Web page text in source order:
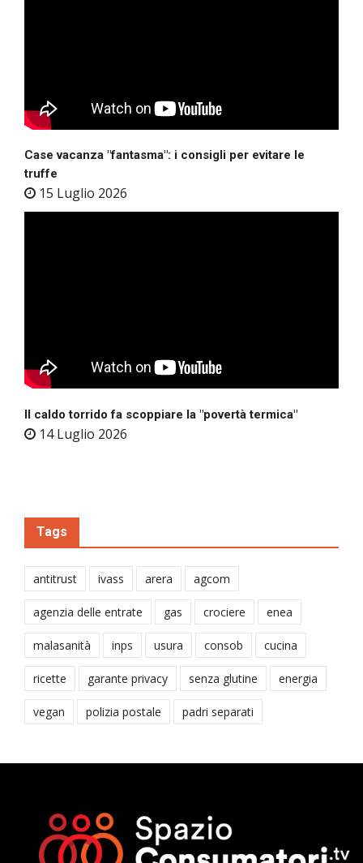
Case vacanza "fantasma": i consigli per evitare le
truffe
15 Luglio 2026
Il caldo torrido fa scoppiare la "povertà termica"
14 Luglio 2026
Tags
antitrust ivass arera agcom
agenzia delle entrate gas crociere enea
malasanità inps usura consob cucina
ricette garante privacy senza glutine energia
vegan polizia postale padri separati